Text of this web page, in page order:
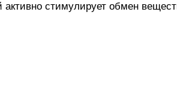
стимулирует обмен